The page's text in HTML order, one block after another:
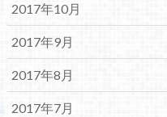
2017年10月
2017年9月
2017年8月
2017年7月